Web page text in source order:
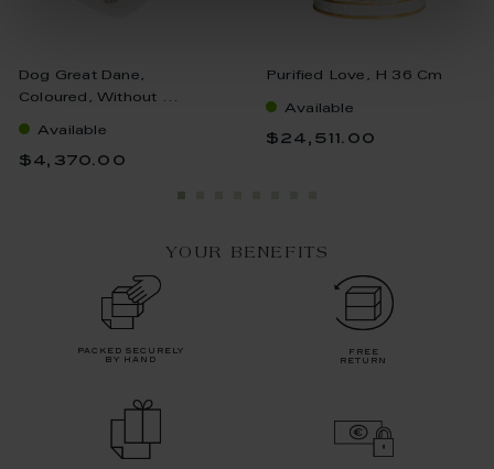
Dog Great Dane,
Coloured, Without ...
Available
$4,370.00
Purified Love, H 36 Cm
Available
$24,511.00
YOUR BENEFITS
packed securely
by hand
free
return